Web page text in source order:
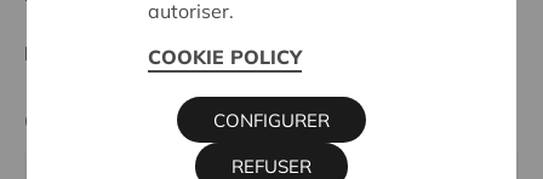
Décision: Approuvé
Cera contact
autoriser.
COOKIE POLICY
REFUSER
CONFIGURER